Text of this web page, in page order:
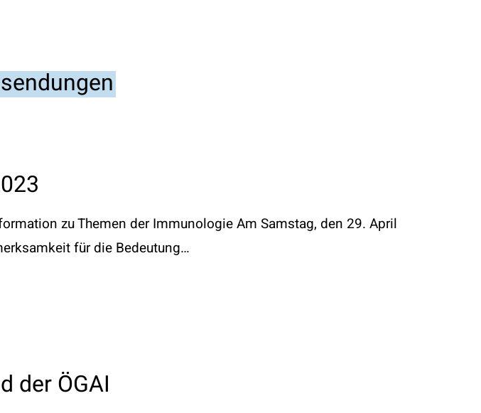
zu Themen der Immunologie Am Samstag, den 29. April
für die Bedeutung…
der ÖGAI